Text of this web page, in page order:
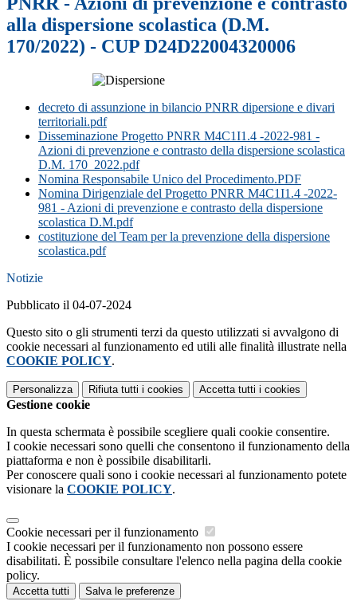
alla dispersione scolastica (D.M.
170/2022) - CUP D24D22004320006
decreto di assunzione in bilancio PNRR dipersione e divari
territoriali.pdf
Disseminazione Progetto PNRR M4C1I1.4 -2022-981 -
Azioni di prevenzione e contrasto della dispersione scolastica
D.M. 170_2022.pdf
Nomina Responsabile Unico del Procedimento.PDF
Nomina Dirigenziale del Progetto PNRR M4C1I1.4 -2022-
981 - Azioni di prevenzione e contrasto della dispersione
scolastica D.M.pdf
costituzione del Team per la prevenzione della dispersione
scolastica.pdf
Notizie
Pubblicato il 04-07-2024
Questo sito o gli strumenti terzi da questo utilizzati si avvalgono di
cookie necessari al funzionamento ed utili alle finalità illustrate nella
COOKIE POLICY.
Personalizza Rifiuta tutti i cookies Accetta tutti i cookies
Gestione cookie
In questa schermata è possibile scegliere quali cookie consentire.
I cookie necessari sono quelli che consentono il funzionamento della
piattaforma e non è possibile disabilitarli.
Per conoscere quali sono i cookie necessari al funzionamento potete
visionare la COOKIE POLICY.
Cookie necessari per il funzionamento
I cookie necessari per il funzionamento non possono essere
disabilitati. È possibile consultare l'elenco nella pagina della cookie
policy.
Accetta tutti Salva le preferenze